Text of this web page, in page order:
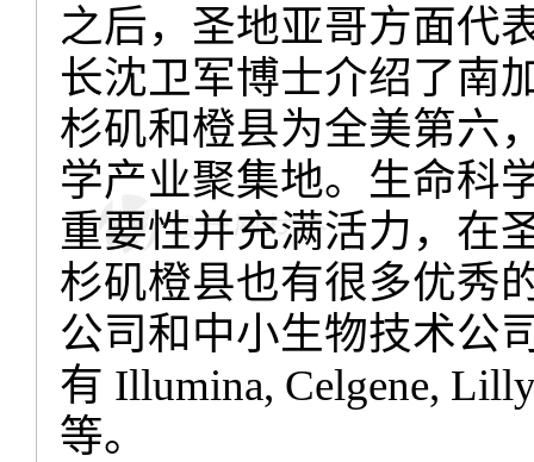
之后，圣地亚哥方面代
长沈卫军博士介绍了南
杉矶和橙县为全美第六
学产业聚集地。生命科
重要性并充满活力，在
杉矶橙县也有很多优秀
公司和中小生物技术公
有 Illumina, Celgene,
等。